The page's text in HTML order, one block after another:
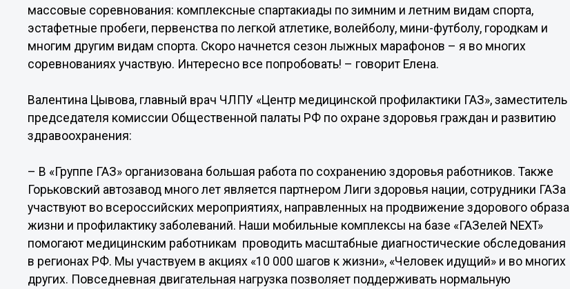
массовые соревнования: комплексные спартакиады по зимним и летним видам спорта,
эстафетные пробеги, первенства по легкой атлетике, волейболу, мини-футболу, городкам и
многим другим видам спорта. Скоро начнется сезон лыжных марафонов – я во многих
соревнованиях участвую. Интересно все попробовать! – говорит Елена.
Валентина Цывова, главный врач ЧЛПУ «Центр медицинской профилактики ГАЗ», заместитель
председателя комиссии Общественной палаты РФ по охране здоровья граждан и развитию
здравоохранения:
– В «Группе ГАЗ» организована большая работа по сохранению здоровья работников. Также
Горьковский автозавод много лет является партнером Лиги здоровья нации, сотрудники ГАЗа
участвуют во всероссийских мероприятиях, направленных на продвижение здорового образа
жизни и профилактику заболеваний. Наши мобильные комплексы на базе «ГАЗелей NEXT»
помогают медицинским работникам проводить масштабные диагностические обследования
в регионах РФ. Мы участвуем в акциях «10 000 шагов к жизни», «Человек идущий» и во многих
других. Повседневная двигательная нагрузка позволяет поддерживать нормальную